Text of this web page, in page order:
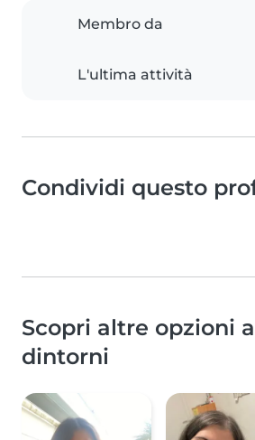
Membro da
L'ultima attività
Condividi questo
Scopri altre opzioni
dintorni